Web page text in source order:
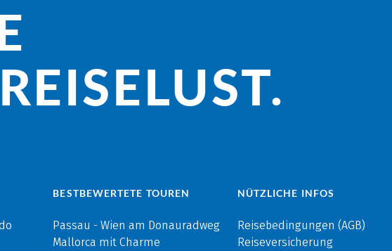
BESTBEWERTETE TOUREN
Passau - Wien am Donauradweg
Mallorca mit Charme
NÜTZLICHE INFOS
Reisebedingungen (AGB)
Reiseversicherung